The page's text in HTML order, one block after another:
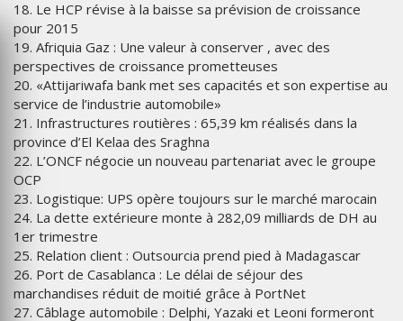
18. Le HCP révise à la baisse sa prévision de croissance
pour 2015
19. Afriquia Gaz : Une valeur à conserver , avec des
perspectives de croissance prometteuses
20. «Attijariwafa bank met ses capacités et son expertise au
service de l’industrie automobile»
21. Infrastructures routières : 65,39 km réalisés dans la
province d’El Kelaa des Sraghna
22. L’ONCF négocie un nouveau partenariat avec le groupe
OCP
23. Logistique: UPS opère toujours sur le marché marocain
24. La dette extérieure monte à 282,09 milliards de DH au
1er trimestre
25. Relation client : Outsourcia prend pied à Madagascar
26. Port de Casablanca : Le délai de séjour des
marchandises réduit de moitié grâce à PortNet
27. Câblage automobile : Delphi, Yazaki et Leoni formeront